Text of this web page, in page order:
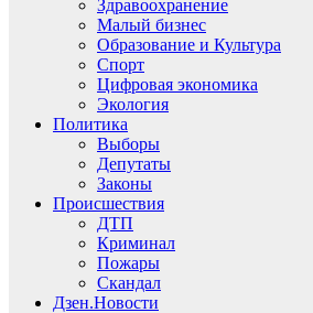
Здравоохранение
Малый бизнес
Образование и Культура
Спорт
Цифровая экономика
Экология
Политика
Выборы
Депутаты
Законы
Происшествия
ДТП
Криминал
Пожары
Скандал
Дзен.Новости